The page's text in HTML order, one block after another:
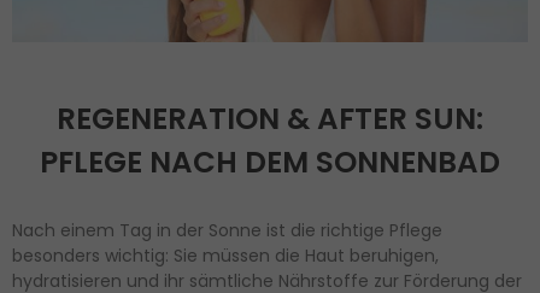
REGENERATION & AFTER SUN:
PFLEGE NACH DEM SONNENBAD
Nach einem Tag in der Sonne ist die richtige Pflege
besonders wichtig: Sie müssen die Haut beruhigen,
hydratisieren und ihr sämtliche Nährstoffe zur Förderung der